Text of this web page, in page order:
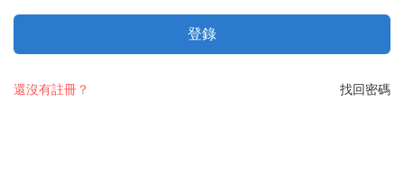
登錄
找回密碼
還沒有註冊？